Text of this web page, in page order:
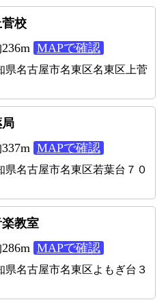
校
MAPで確認
県名古屋市名東区名東区上菅
MAPで確認
県名古屋市名東区若葉台７０
教室
MAPで確認
県名古屋市名東区よもぎ台３